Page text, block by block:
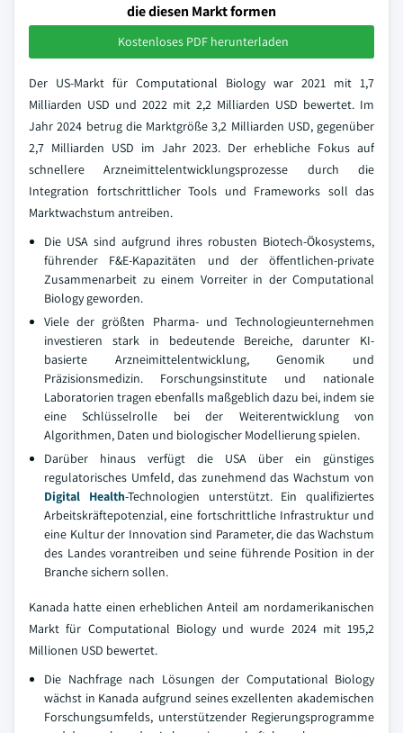
die diesen Markt formen
Kostenloses PDF herunterladen
Der US-Markt für Computational Biology war 2021 mit 1,7
Milliarden USD und 2022 mit 2,2 Milliarden USD bewertet. Im
Jahr 2024 betrug die Marktgröße 3,2 Milliarden USD, gegenüber
2,7 Milliarden USD im Jahr 2023. Der erhebliche Fokus auf
schnellere Arzneimittelentwicklungsprozesse durch die
Integration fortschrittlicher Tools und Frameworks soll das
Marktwachstum antreiben.
Die USA sind aufgrund ihres robusten Biotech-Ökosystems,
führender F&E-Kapazitäten und der öffentlichen-private
Zusammenarbeit zu einem Vorreiter in der Computational
Biology geworden.
Viele der größten Pharma- und Technologieunternehmen
investieren stark in bedeutende Bereiche, darunter KI-
basierte Arzneimittelentwicklung, Genomik und
Präzisionsmedizin. Forschungsinstitute und nationale
Laboratorien tragen ebenfalls maßgeblich dazu bei, indem sie
eine Schlüsselrolle bei der Weiterentwicklung von
Algorithmen, Daten und biologischer Modellierung spielen.
Darüber hinaus verfügt die USA über ein günstiges
regulatorisches Umfeld, das zunehmend das Wachstum von
Digital Health-Technologien unterstützt. Ein qualifiziertes
Arbeitskräftepotenzial, eine fortschrittliche Infrastruktur und
eine Kultur der Innovation sind Parameter, die das Wachstum
des Landes vorantreiben und seine führende Position in der
Branche sichern sollen.
Kanada hatte einen erheblichen Anteil am nordamerikanischen
Markt für Computational Biology und wurde 2024 mit 195,2
Millionen USD bewertet.
Die Nachfrage nach Lösungen der Computational Biology
wächst in Kanada aufgrund seines exzellenten akademischen
Forschungsumfelds, unterstützender Regierungsprogramme